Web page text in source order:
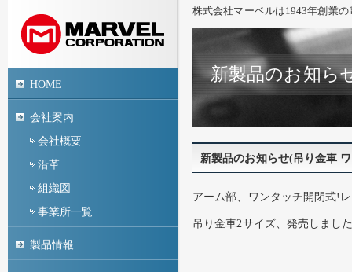
株式会社マーベルは1943年創業
新製品のお知ら
新製品のお知らせ(吊り金車
アーム部、ワンタッチ開閉式!
吊り金車2サイズ、発売しまし
HOME
会社案内
会社概要
沿革
組織図
事業所一覧
製品情報